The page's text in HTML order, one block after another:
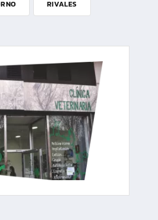
RIVALES